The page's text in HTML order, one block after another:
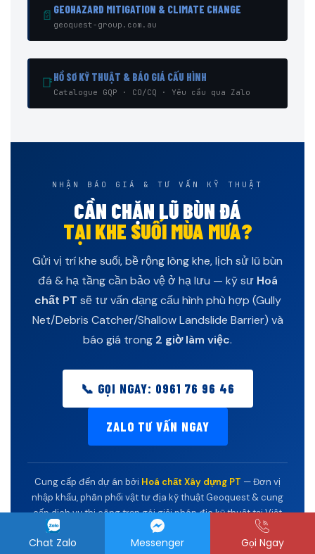
📄 GEOHAZARD MITIGATION & CLIMATE CHANGE
geoquest-group.com.au
📑HỒ SƠ KỸ THUẬT & BÁO GIÁ CẤU HÌNH
Catalogue GQP · CO/CQ · Yêu cầu qua Zalo
NHẬN BÁO GIÁ & TƯ VẤN KỸ THUẬT
CẦN CHẶN LŨ BÙN ĐÁ
TẠI KHE SUỐI MÙA MƯA?
Gửi vị trí khe suối, bề rộng lòng khe, lịch sử lũ bùn
đá & hạ tầng cần bảo vệ ở hạ lưu — kỹ sư Hoá
chất PT sẽ tư vấn dạng cấu hình phù hợp (Gully
Net/Debris Catcher/Shallow Landslide Barrier) và
báo giá trong 2 giờ làm việc.
📞 GỌI NGAY: 0961 76 96 46
ZALO TƯ VẤN NGAY
Cung cấp đến dự án bởi Hoá chất Xây dựng PT — Đơn vị
nhập khẩu, phân phối vật tư địa kỹ thuật Geoquest & cung
cấp dịch vụ thi công trọn gói giải pháp địa kỹ thuật tại Việt
Nam, toàn quốc.
Chat Zalo Messenger Gọi Ngay